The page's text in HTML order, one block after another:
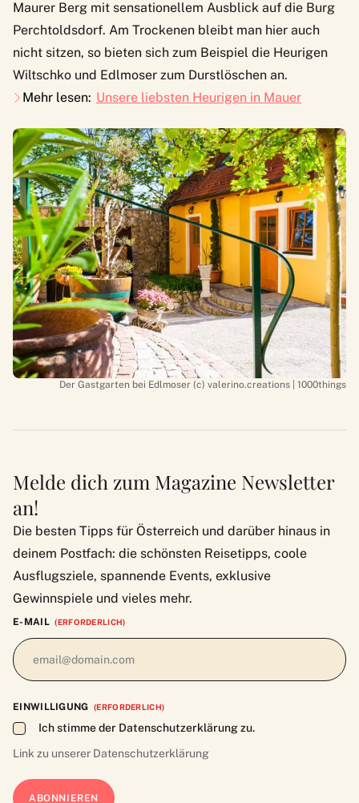
Maurer Berg mit sensationellem Ausblick auf die Burg
Perchtoldsdorf. Am Trockenen bleibt man hier auch
nicht sitzen, so bieten sich zum Beispiel die Heurigen
Wiltschko und Edlmoser zum Durstlöschen an.
Mehr lesen: Unsere liebsten Heurigen in Mauer
Der Gastgarten bei Edlmoser (c) valerino.creations | 1000things
Melde dich zum Magazine Newsletter
an!
Die besten Tipps für Österreich und darüber hinaus in
deinem Postfach: die schönsten Reisetipps, coole
Ausflugsziele, spannende Events, exklusive
Gewinnspiele und vieles mehr.
E-MAIL (ERFORDERLICH)
EINWILLIGUNG (ERFORDERLICH)
Ich stimme der Datenschutzerklärung zu.
Link zu unserer Datenschutzerklärung